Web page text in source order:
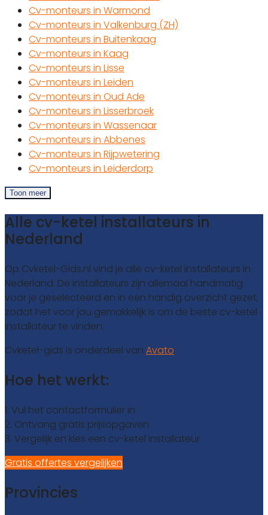
Cv-monteurs in Warmond
Cv-monteurs in Valkenburg (ZH)
Cv-monteurs in Buitenkaag
Cv-monteurs in Kaag
Cv-monteurs in Lisse
Cv-monteurs in Leiden
Cv-monteurs in Oud Ade
Cv-monteurs in Lisserbroek
Cv-monteurs in Wassenaar
Cv-monteurs in Abbenes
Cv-monteurs in Rijpwetering
Cv-monteurs in Leiderdorp
Toon meer
Alle cv-ketel installateurs in
Nederland
Op Cvketel-Gids.nl vind je alle cv-ketel installateurs in
Nederland. De installateurs zijn allemaal handmatig
voor je geselecteerd en in een handig overzicht gezet,
zodat het voor jou gemakkelijk is om de beste cv-ketel
installateur te vinden.
Cvketel-gids is onderdeel van Avato
Hoe het werkt:
1. Vul het contactformulier in
2. Ontvang gratis prijsopgaven
3. Vergelijk en kies een cv-ketel installateur
Gratis offertes vergelijken
Provincies